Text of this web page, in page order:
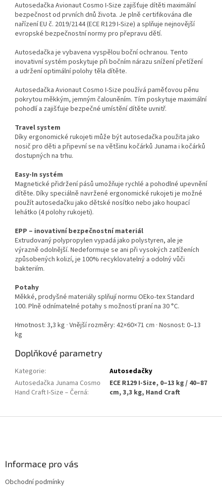
Autosedačka Avionaut Cosmo I-Size zajišťuje dítěti maximální
bezpečnost od prvních dnů života. Je plně certifikována dle
nařízení EU č. 2019/2144 (ECE R129 I-Size) a splňuje nejnovější
evropské bezpečnostní normy pro přepravu dětí.
Autosedačka je vybavena vyspělou boční ochranou. Tento
inovativní systém poskytuje při bočním nárazu snížení přetížení
a udržení optimální polohy těla dítěte.
Autosedačka Avionaut Cosmo I-Size používá paměťovou pěnu
pokrytou měkkým, jemným čalouněním. Tím poskytuje maximální
pohodlí a zajišťuje bezpečné umístění dítěte uvnitř.
Travel system
Díky ergonomické rukojeti může být autosedačka použita jako
nosič pro děti a připevní se na většinu kočárků Junama i kočárků
dostupných na trhu.
Easy-In systém
Magnetické přidržení pásů umožňuje rychlé a pohodlné upevnění
dítěte. Díky speciálně navržené ergonomické rukojeti je možné
použít autosedačku jako dětské nosítko nebo jako houpací
lehátko (4 polohy rukojeti).
EPP – inovativní bezpečnostní materiál
Extrudovaný polypropylen vypadá jako polystyren, ale je
výrazně odolnější. Nedeformuje se ani při vysokých zatíženích
způsobených kolizí, je 100% recyklovatelný a odolný vůči
bakteriím.
Potahy
Měkké, prodyšné materiály splňují normu OEko-tex Standard
100. Plně odnímatelné potahy s možností praní na 30 °C.
Hmotnost: 3,3 kg · Vnější rozměry: 42×60×71 cm · Nosnost: 0–13
kg
Doplňkové parametry
Kategorie:
Autosedačky
Autosedačka Junama Cosmo
Hand Craft I-Size – Černá:
ECE R129 I-Size, 0–13 kg / 40–87
cm, 3,3 kg, Hand Craft
Informace pro vás
Obchodní podmínky